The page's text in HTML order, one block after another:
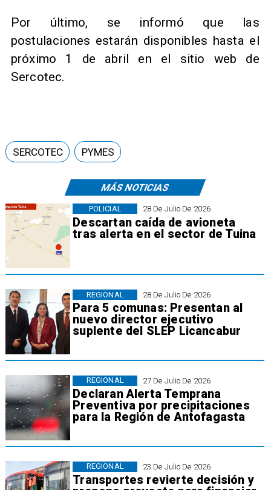
Por último, se informó que las
postulaciones estarán disponibles hasta el
próximo 1 de abril en el sitio web de
Sercotec.
MÁS NOTICIAS
28 De Julio De 2026
Descartan caída de avioneta
tras alerta en el sector de Tuina
POLICIAL
28 De Julio De 2026
Para 5 comunas: Presentan al
nuevo director ejecutivo
suplente del SLEP Licancabur
REGIONAL
27 De Julio De 2026
Declaran Alerta Temprana
Preventiva por precipitaciones
para la Región de Antofagasta
REGIONAL
23 De Julio De 2026
Transportes revierte decisión y
REGIONAL
SERCOTEC PYMES